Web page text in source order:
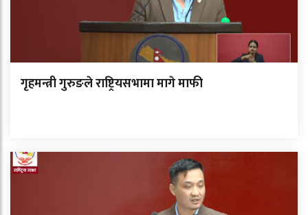
गृहमन्त्री गुरुङले राष्ट्रियसभामा मागे माफी